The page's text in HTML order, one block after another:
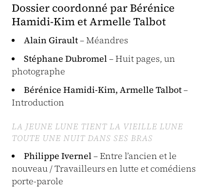
Dossier coordonné par Bérénice
Hamidi-Kim et Armelle Talbot
Alain Girault– Méandres
Stéphane Dubromel– Huit pages, un
photographe
Bérénice Hamidi-Kim, Armelle Talbot–
Introduction
LA JEUNE LUNE TIENT LA VIEILLE LUNE
TOUTE UNE NUIT DANS SES BRAS
Philippe Ivernel– Entre l’ancien et le
nouveau / Travailleurs en lutte et comédiens
porte-parole